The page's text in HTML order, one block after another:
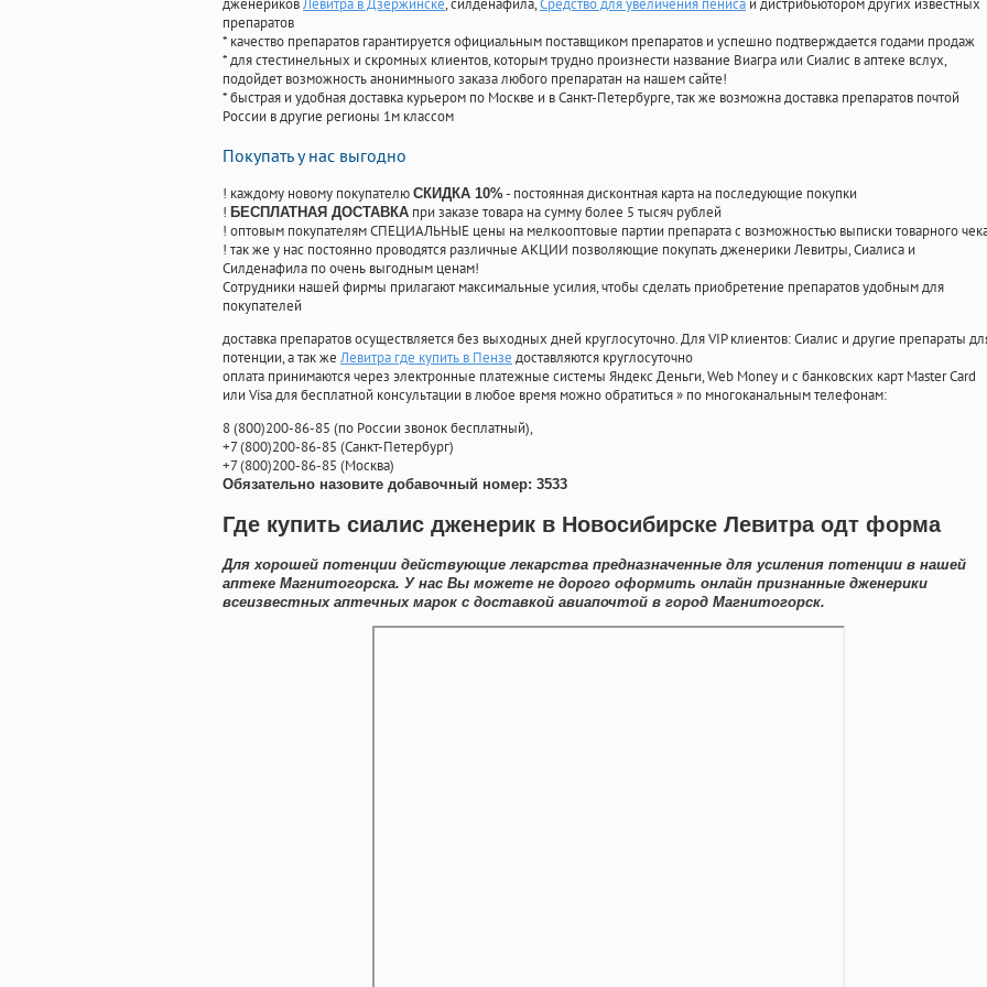
дженериковЛевитра в Дзержинске, силденафила,Средство для увеличения пениса и дистрибьютором других известных
препаратов
* качество препаратов гарантируется официальным поставщиком препаратов и успешно подтверждается годами продаж
* для стестинельных и скромных клиентов, которым трудно произнести название Виагра или Сиалис в аптеке вслух,
подойдет возможность анонимныого заказа любого препаратан на нашем сайте!
* быстрая и удобная доставка курьером по Москве и в Санкт-Петербурге, так же возможна доставка препаратов почтой
России в другие регионы 1м классом
Покупать у нас выгодно
! каждому новому покупателю СКИДКА 10%- постоянная дисконтная карта на последующие покупки
! БЕСПЛАТНАЯ ДОСТАВКА при заказе товара на сумму более 5 тысяч рублей
! оптовым покупателям СПЕЦИАЛЬНЫЕ цены на мелкооптовые партии препарата с возможностью выписки товарного
! так же у нас постоянно проводятся различные АКЦИИ позволяющие покупать дженерики Левитры, Сиалиса и
Силденафила по очень выгодным ценам!
Cотрудники нашей фирмы прилагают максимальные усилия, чтобы сделать приобретение препаратов удобным для
покупателей
доставка препаратов осуществляется без выходных дней круглосуточно. Для VIP клиентов: Сиалис и другие препараты
потенции, а так же Левитра где купить в Пензе доставляются круглосуточно
оплата принимаются через электронные платежные системы Яндекс Деньги, Web Money и с банковских карт Master Card
или Visa для бесплатной консультации в любое время можно обратиться» по многоканальным телефонам:
8(800)200-86-85 (по России звонок бесплатный),
+7(800)200-86-85 (Санкт-Петербург)
+7(800)200-86-85 (Москва)
Обязательно назовите добавочный номер: 3533
Где купить сиалис дженерик в Новосибирске Левитра одт форма
Для хорошей потенции действующие лекарства предназначенные для усиления потенции в нашей
аптеке Магнитогорска. У нас Вы можете не дорого оформить онлайн признанные дженерики
всеизвестных аптечных марок с доставкой авиапочтой в город Магнитогорск.